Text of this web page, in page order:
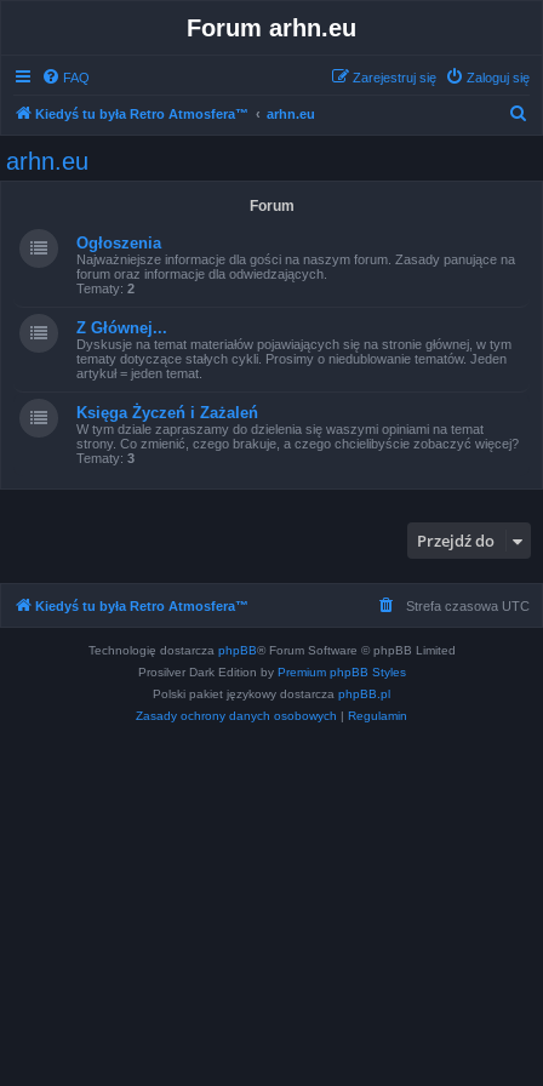
Forum arhn.eu
FAQ Zaloguj się
Zarejestruj się
Kiedyś tu była Retro Atmosfera™ arhn.eu
arhn.eu
Forum
Ogłoszenia
Najważniejsze informacje dla gości na naszym forum. Zasady panujące na
forum oraz informacje dla odwiedzających.
Tematy: 2
Z Głównej...
Dyskusje na temat materiałów pojawiających się na stronie głównej, w tym
tematy dotyczące stałych cykli. Prosimy o niedublowanie tematów. Jeden
artykuł = jeden temat.
Księga Życzeń i Zażaleń
W tym dziale zapraszamy do dzielenia się waszymi opiniami na temat
strony. Co zmienić, czego brakuje, a czego chcielibyście zobaczyć więcej?
Tematy: 3
Przejdź do
Kiedyś tu była Retro Atmosfera™ Strefa czasowa UTC
Technologię dostarcza phpBB® Forum Software © phpBB Limited
Prosilver Dark Edition by Premium phpBB Styles
Polski pakiet językowy dostarcza phpBB.pl
Zasady ochrony danych osobowych | Regulamin